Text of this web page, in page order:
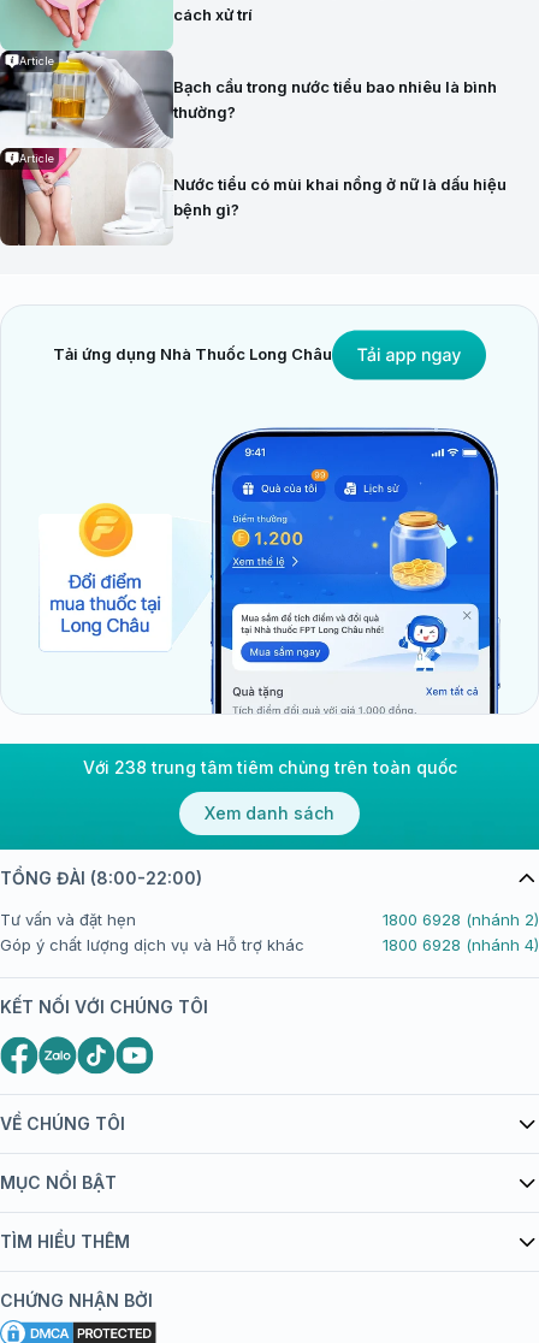
cách xử trí
Article
Bạch cầu trong nước tiểu bao nhiêu là bình
thường?
Article
Nước tiểu có mùi khai nồng ở nữ là dấu hiệu
bệnh gì?
Tải ứng dụng Nhà Thuốc Long Châu
Với 238 trung tâm tiêm chủng trên toàn quốc
Xem danh sách
VỀ CHÚNG TÔI
Giới thiệu Tiêm Chủng FPT Long Châu
bán hàng
Chính sách nội dung
Chính sách bảo mật
MỤC NỔI BẬT
Danh mục vắc xin
Đội ngũ bác sĩ, chuyên gia
TÌM HIỂU THÊM
Khuyến mãi
Tôi nên tiêm gì?
CHỨNG NHẬN BỞI
TỔNG ĐÀI (8:00-22:00)
Tư vấn và đặt hẹn
1800 6928 (nhánh 2)
Góp ý chất lượng dịch vụ và Hỗ trợ khác
1800 6928 (nhánh 4)
KẾT NỐI VỚI CHÚNG TÔI